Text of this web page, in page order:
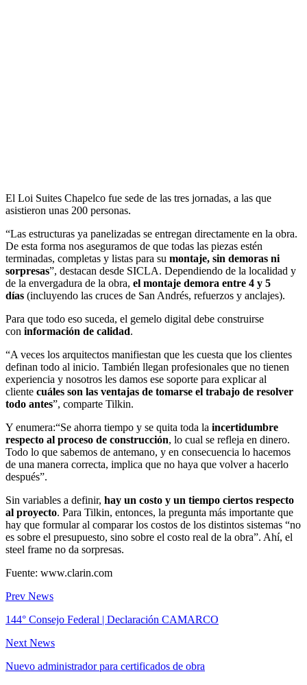
El Loi Suites Chapelco fue sede de las tres jornadas, a las que
asistieron unas 200 personas.
“Las estructuras ya panelizadas se entregan directamente en la obra.
De esta forma nos aseguramos de que todas las piezas estén
terminadas, completas y listas para su montaje, sin demoras ni
sorpresas”, destacan desde SICLA. Dependiendo de la localidad y
de la envergadura de la obra, el montaje demora entre 4 y 5
días (incluyendo las cruces de San Andrés, refuerzos y anclajes).
Para que todo eso suceda, el gemelo digital debe construirse
con información de calidad.
“A veces los arquitectos manifiestan que les cuesta que los clientes
definan todo al inicio. También llegan profesionales que no tienen
experiencia y nosotros les damos ese soporte para explicar al
cliente cuáles son las ventajas de tomarse el trabajo de resolver
todo antes”, comparte Tilkin.
Y enumera:“Se ahorra tiempo y se quita toda la incertidumbre
respecto al proceso de construcción, lo cual se refleja en dinero.
Todo lo que sabemos de antemano, y en consecuencia lo hacemos
de una manera correcta, implica que no haya que volver a hacerlo
después”.
Sin variables a definir, hay un costo y un tiempo ciertos respecto
al proyecto. Para Tilkin, entonces, la pregunta más importante que
hay que formular al comparar los costos de los distintos sistemas “no
es sobre el presupuesto, sino sobre el costo real de la obra”. Ahí, el
steel frame no da sorpresas.
Fuente: www.clarin.com
Prev News
144° Consejo Federal | Declaración CAMARCO
Next News
Nuevo administrador para certificados de obra